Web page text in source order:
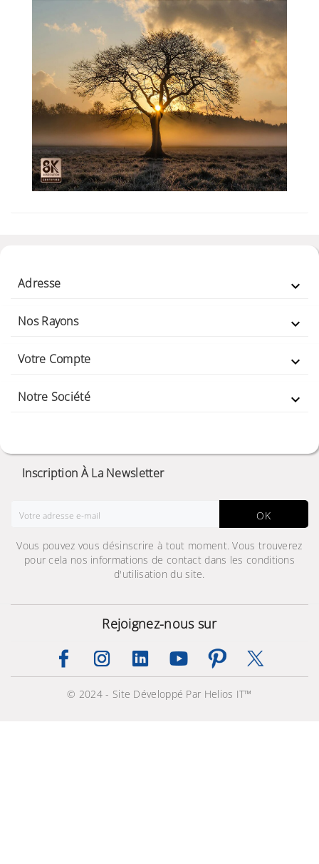
75" NEO QLED 8K Série 8
- 75QN800B
Adresse 
Nos Rayons 
Votre Compte 
Notre Société 
Inscription À La Newsletter
OK
Vous pouvez vous désinscrire à tout moment. Vous trouverez
pour cela nos informations de contact dans les conditions
d'utilisation du site.
Rejoignez-nous sur
© 2024 - Site Développé Par Helios IT™